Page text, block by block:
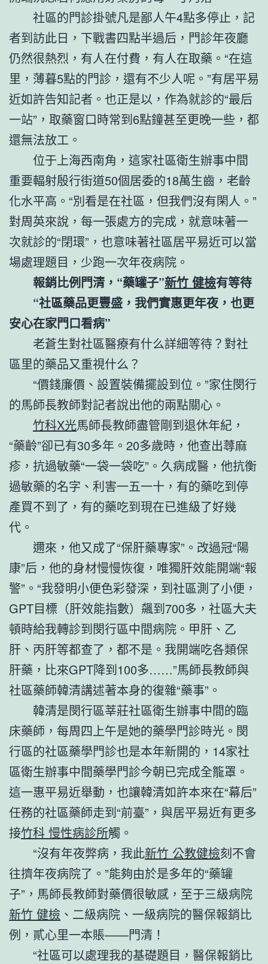
社區的門診掛號凡是鄙人午4點多停止，記
者到訪此日，下戰書四點半過后，門診年夜廳
仍然很熱烈，有人在付費，有人在取藥。“在這
里，薄暮5點的門診，還有不少人呢。”有居平易
近如許告知記者。也正是以，作為就診的“最后
一站”，取藥窗口時常到6點鐘甚至更晚一些，都
還無法放工。
位于上海西南角，這家社區衛生辦事中間
重要輻射殷行街道50個居委的18萬生齒，老齡
化水平高。“別看是在社區，但我們沒有閑人。”
對周英來說，每一張處方的完成，就意味著一
次就診的“閉環”，也意味著社區居平易近可以當
場處理題目，少跑一次年夜病院。
報銷比例門清，“藥罐子”新竹 健檢有等待
“社區藥品更豐盛，我們實惠更年夜，也更
安心在家門口看病”
老蒼生對社區醫療有什么詳細等待？對社
區里的藥品又重視什么？
“價錢廉價、設置裝備擺設到位。”家住閔行
的馬師長教師對記者說出他的兩點關心。
竹科X光馬師長教師盡管剛到退休年紀，
“藥齡”卻已有30多年。20多歲時，他查出蕁麻
疹，抗過敏藥“一袋一袋吃”。久病成醫，他抗衡
過敏藥的名字、利害一五一十，有的藥吃到停
產買不到了，有的藥吃到現在已進級了好幾
代。
邇來，他又成了“保肝藥專家”。改過冠“陽
康”后，他的身材慢慢恢復，唯獨肝效能開端“報
警”。“我發明小便色彩發深，到社區測了小便，
GPT目標（肝效能指數）飆到700多，社區大夫
頓時給我轉診到閔行區中間病院。甲肝、乙
肝、丙肝等都查了，都不是。我開端吃各類保
肝藥，比來GPT降到100多……”馬師長教師與
社區藥師韓清講述著本身的復雜“藥事”。
韓清是閔行區莘莊社區衛生辦事中間的臨
床藥師，每周四上午是她的藥學門診時光。閔
行區的社區藥學門診也是本年新開的，14家社
區衛生辦事中間藥學門診今朝已完成全籠罩。
這一惠平易近舉動，也讓韓清如許本來在“幕后”
任務的社區藥師走到“前臺”，與居平易近有更多
接竹科 慢性病診所觸。
“沒有年夜弊病，我此新竹 公教健檢刻不會
往擠年夜病院了。”能夠由於是多年的“藥罐
子”，馬師長教師對藥價很敏感，至于三級病院
新竹 健檢 、二級病院、一級病院的醫保報銷比
例，貳心里一本賬——門清！
“社區可以處理我的基礎題目，醫保報銷比